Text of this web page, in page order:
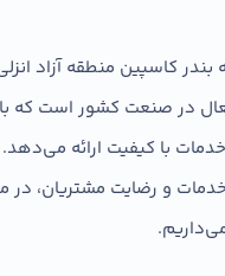
بندر کاسپین منطقه آزاد
در صنعت کشور است که با
با کیفیت ارائه
و رضایت مشتریان، در